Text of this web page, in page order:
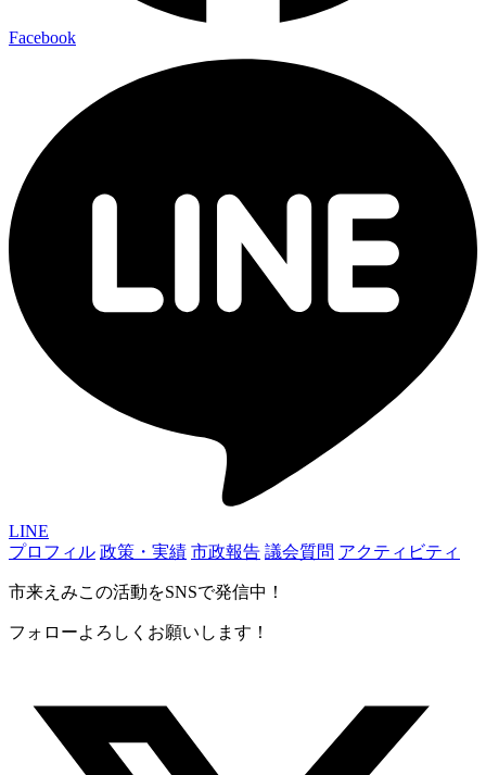
Facebook
LINE
プロフィル 政策・実績 市政報告 議会質問 アクティビティ
市来えみこの活動をSNSで発信中！
フォローよろしくお願いします！